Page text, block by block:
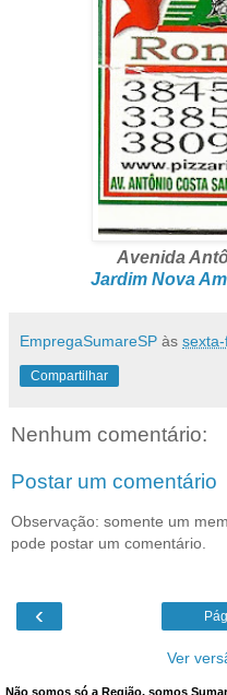
Avenida
Jardim Nova
EmpregaSumareSP às
Compartilhar
Nenhum comentário:
Postar um comentário
Observação: somente um
pode postar um comentário.
‹
Ver
Não somos só a Região, somos